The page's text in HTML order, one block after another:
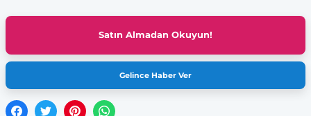
Satın Almadan Okuyun!
Gelince Haber Ver